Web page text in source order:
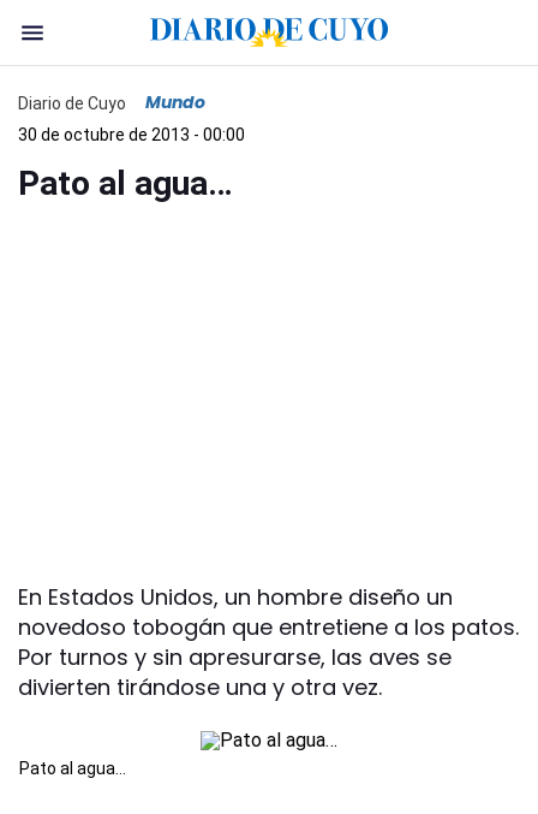
Diario de Cuyo Mundo
30 de octubre de 2013 - 00:00
Pato al agua…
En Estados Unidos, un hombre diseño un
novedoso tobogán que entretiene a los patos.
Por turnos y sin apresurarse, las aves se
divierten tirándose una y otra vez.
Pato al agua…